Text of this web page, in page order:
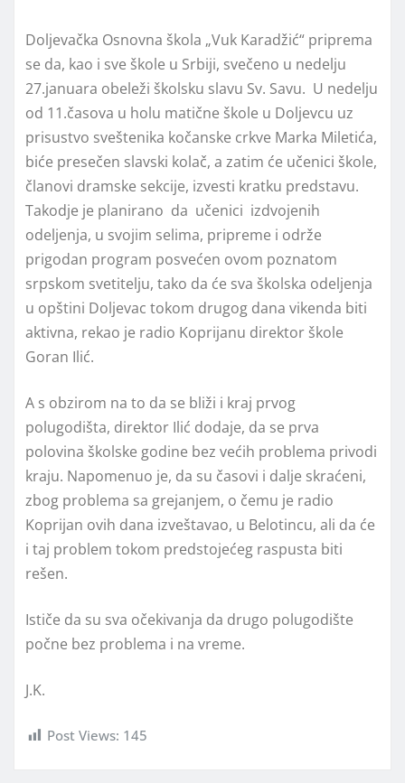
Doljevačka Osnovna škola „Vuk Karadžić“ priprema
se da, kao i sve škole u Srbiji, svečeno u nedelju
27.januara obeleži školsku slavu Sv. Savu. U nedelju
od 11.časova u holu matične škole u Doljevcu uz
prisustvo sveštenika kočanske crkve Marka Miletića,
biće presečen slavski kolač, a zatim će učenici škole,
članovi dramske sekcije, izvesti kratku predstavu.
Takodje je planirano da učenici izdvojenih
odeljenja, u svojim selima, pripreme i održe
prigodan program posvećen ovom poznatom
srpskom svetitelju, tako da će sva školska odeljenja
u opštini Doljevac tokom drugog dana vikenda biti
aktivna, rekao je radio Koprijanu direktor škole
Goran Ilić.
A s obzirom na to da se bliži i kraj prvog
polugodišta, direktor Ilić dodaje, da se prva
polovina školske godine bez većih problema privodi
kraju. Napomenuo je, da su časovi i dalje skraćeni,
zbog problema sa grejanjem, o čemu je radio
Koprijan ovih dana izveštavao, u Belotincu, ali da će
i taj problem tokom predstojećeg raspusta biti
rešen.
Ističe da su sva očekivanja da drugo polugodište
počne bez problema i na vreme.
J.K.
Post Views: 145